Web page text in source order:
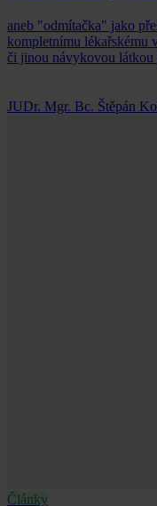
aneb "odmítačka" jako
kompletnímu lékařskému
či jinou návykovou
JUDr. Mgr. Bc. Štěpán
Články